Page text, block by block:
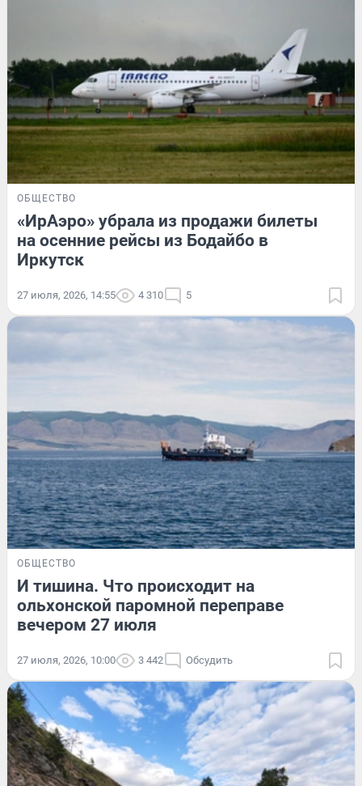
ОБЩЕСТВО
«ИрАэро» убрала из продажи билеты
на осенние рейсы из Бодайбо в
Иркутск
27 июля, 2026, 14:55 4 310 5
ОБЩЕСТВО
И тишина. Что происходит на
ольхонской паромной переправе
вечером 27 июля
27 июля, 2026, 10:00 3 442 Обсудить